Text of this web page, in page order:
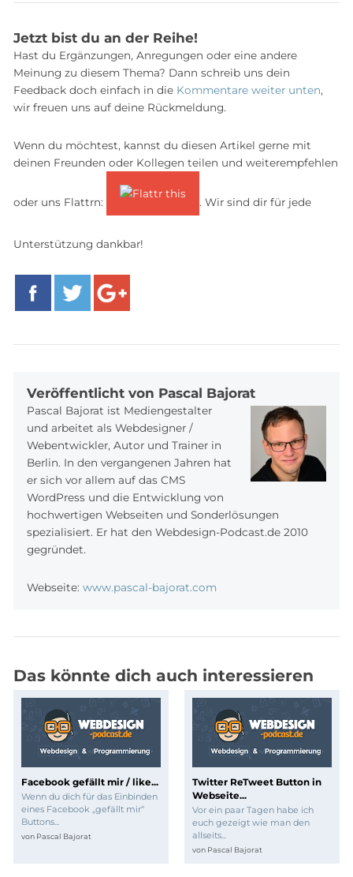
Jetzt bist du an der Reihe!
Hast du Ergänzungen, Anregungen oder eine andere
Meinung zu diesem Thema? Dann schreib uns dein
Feedback doch einfach in die Kommentare weiter unten,
wir freuen uns auf deine Rückmeldung.
Wenn du möchtest, kannst du diesen Artikel gerne mit
deinen Freunden oder Kollegen teilen und weiterempfehlen
oder uns Flattrn: . Wir sind dir für jede
Unterstützung dankbar!
FacebookTwitterGoogle+
Veröffentlicht von Pascal Bajorat
Pascal Bajorat ist Mediengestalter
und arbeitet als Webdesigner /
Webentwickler, Autor und Trainer in
Berlin. In den vergangenen Jahren hat
er sich vor allem auf das CMS
WordPress und die Entwicklung von
hochwertigen Webseiten und Sonderlösungen
spezialisiert. Er hat den Webdesign-Podcast.de 2010
gegründet.
Webseite: www.pascal-bajorat.com
Das könnte dich auch interessieren
Facebook gefällt mir / like...
Wenn du dich für das Einbinden
eines Facebook „gefällt mir“
Buttons...
von Pascal Bajorat
Twitter ReTweet Button in
Webseite...
Vor ein paar Tagen habe ich
euch gezeigt wie man den
allseits...
von Pascal Bajorat